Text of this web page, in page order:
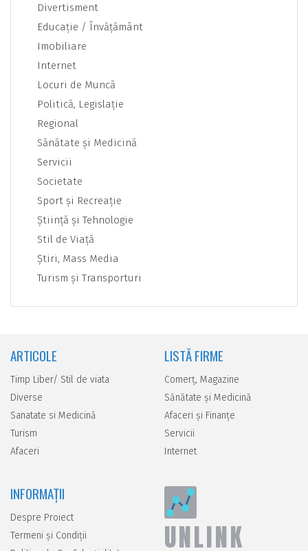
Divertisment
Educaţie / Învăţământ
Imobiliare
Internet
Locuri de Muncă
Politică, Legislaţie
Regional
Sănătate şi Medicină
Servicii
Societate
Sport şi Recreaţie
Ştiinţă şi Tehnologie
Stil de Viaţă
Ştiri, Mass Media
Turism şi Transporturi
ARTICOLE
Timp Liber/ Stil de viata
Diverse
Sanatate si Medicină
Turism
Afaceri
LISTĂ FIRME
Comerţ, Magazine
Sănătate şi Medicină
Afaceri şi Finanţe
Servicii
Internet
INFORMAȚII
Despre Proiect
Termeni și Condiții
UNLINK